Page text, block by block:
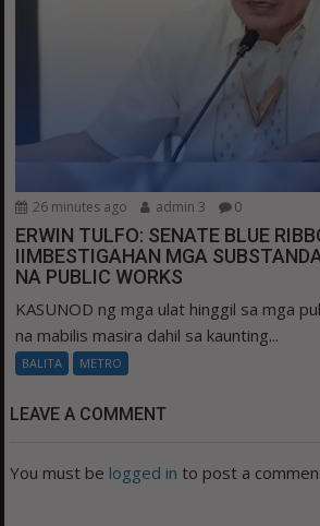
26 minutes ago admin 3 0
ERWIN TULFO: SENATE BLUE
IIMBESTIGAHAN MGA
NA PUBLIC WORKS
KASUNOD ng mga ulat hinggil sa mga
na mabilis masira dahil sa kaunting...
BALITA METRO
LEAVE A COMMENT
You must be logged in to post a